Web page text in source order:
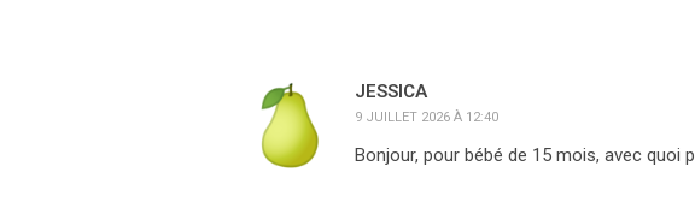
JESSICA
9 JUILLET 2026 À 12:40
Bonjour, pour bébé de 15 mois, avec